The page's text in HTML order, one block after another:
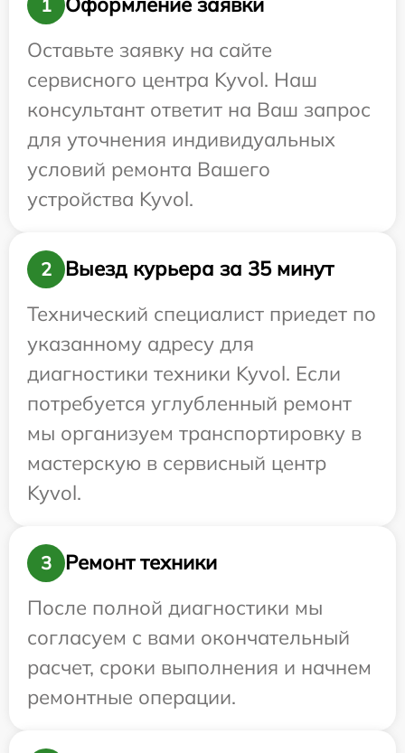
1
Оставьте заявку на сайте
сервисного центра Kyvol. Наш
консультант ответит на Ваш запрос
для уточнения индивидуальных
условий ремонта Вашего
устройства Kyvol.
2
Выезд курьера за 35 минут
Технический специалист приедет по
указанному адресу для
диагностики техники Kyvol. Если
потребуется углубленный ремонт
мы организуем транспортировку в
мастерскую в сервисный центр
Kyvol.
3
Ремонт техники
После полной диагностики мы
согласуем с вами окончательный
расчет, сроки выполнения и начнем
ремонтные операции.